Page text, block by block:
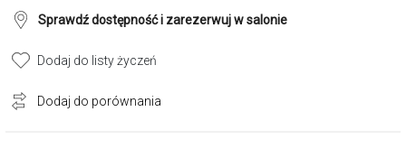
Sprawdź dostępność i zarezerwuj w salonie
Dodaj do listy życzeń
Dodaj do porównania